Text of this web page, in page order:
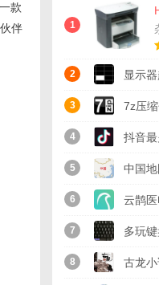
款
伴
1
2 显示
示器刷
3 7z压
(忘记
v2018
4 抖音
版
5 中国
免费版
6 云鹊
方PC
新版
7 多玩
(支持
8 古龙